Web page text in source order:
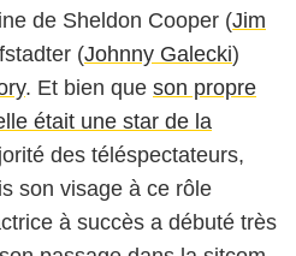
de Sheldon Cooper (Jim
(Johnny Galecki)
. Et bien que son propre
était une star de la
des téléspectateurs,
son visage à ce rôle
à succès a débuté très